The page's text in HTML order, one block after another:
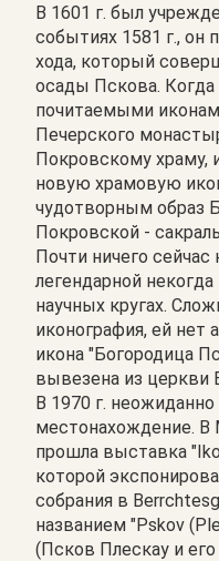
В 1601 г. был
событиях 1581 г., он
хода, который
осады Пскова. Когда
почитаемыми
Печерского
Покровскому храму,
новую храмовую
чудотворным образ
Покровской -
Почти ничего сейчас
легендарной
научных кругах.
иконография, ей нет
икона "Богородица
вывезена из церкви
В 1970 г.
местонахождение. В
прошла выставка
которой
собрания в
названием "Pskov
(Псков Плескау и